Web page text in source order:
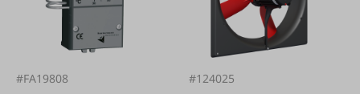
#FA19808 #124025